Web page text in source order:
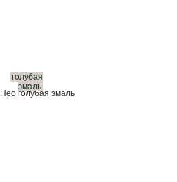
голубая
эмаль